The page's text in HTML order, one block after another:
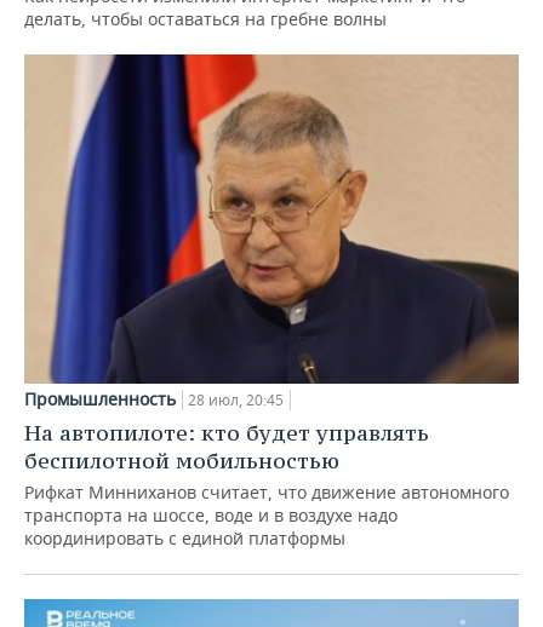
делать, чтобы оставаться на гребне волны
Промышленность 28 июл, 20:45
На автопилоте: кто будет управлять
беспилотной мобильностью
Рифкат Минниханов считает, что движение автономного
транспорта на шоссе, воде и в воздухе надо
координировать с единой платформы